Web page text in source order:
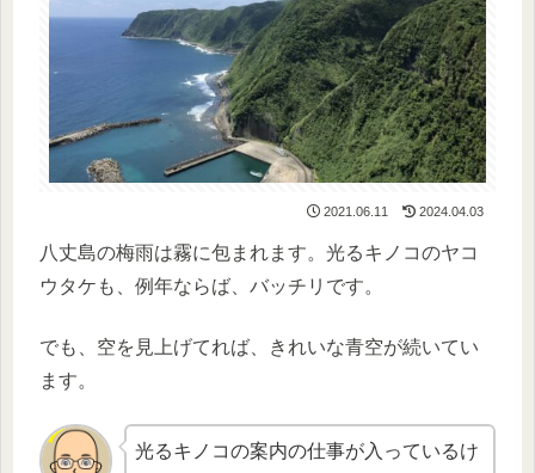
2021.06.11 2024.04.03
八丈島の梅雨は霧に包まれます。光るキノコのヤコ
ウタケも、例年ならば、バッチリです。
でも、空を見上げてれば、きれいな青空が続いてい
ます。
光るキノコの案内の仕事が入っているけ